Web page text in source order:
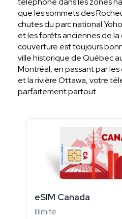
que les sommets des
chutes du parc national
et les forêts anciennes de
couverture est toujours
ville historique de Québec
Montréal, en passant par
et la rivière Ottawa, votre
parfaitement partout.
eSIM Canada
Illimité